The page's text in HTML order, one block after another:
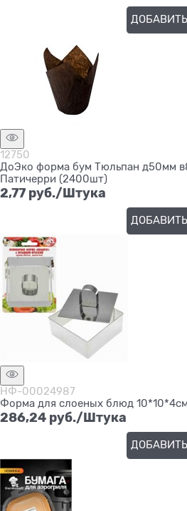
ДОБАВИТЬ
12750
ДоЭко форма бум Тюльпан д50мм
Патичерри (2400шт)
2,77 руб./Штука
ДОБАВИТЬ
НФ-00024987
Форма для слоеных блюд
286,24 руб./Штука
ДОБАВИТЬ